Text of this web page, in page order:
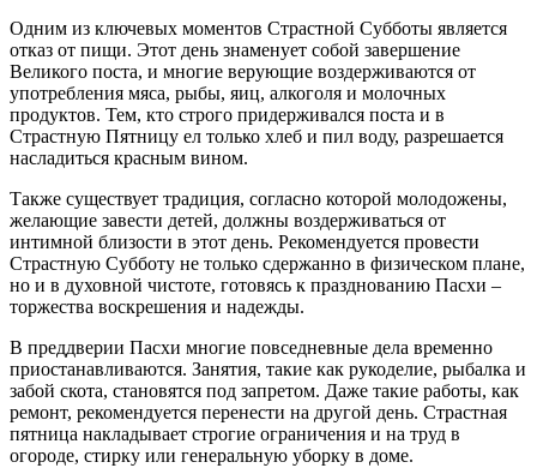
Одним из ключевых моментов Страстной Субботы является
отказ от пищи. Этот день знаменует собой завершение
Великого поста, и многие верующие воздерживаются от
употребления мяса, рыбы, яиц, алкоголя и молочных
продуктов. Тем, кто строго придерживался поста и в
Страстную Пятницу ел только хлеб и пил воду, разрешается
насладиться красным вином.
Также существует традиция, согласно которой молодожены,
желающие завести детей, должны воздерживаться от
интимной близости в этот день. Рекомендуется провести
Страстную Субботу не только сдержанно в физическом плане,
но и в духовной чистоте, готовясь к празднованию Пасхи –
торжества воскрешения и надежды.
В преддверии Пасхи многие повседневные дела временно
приостанавливаются. Занятия, такие как рукоделие, рыбалка и
забой скота, становятся под запретом. Даже такие работы, как
ремонт, рекомендуется перенести на другой день. Страстная
пятница накладывает строгие ограничения и на труд в
огороде, стирку или генеральную уборку в доме.